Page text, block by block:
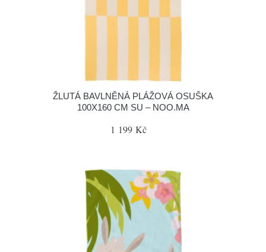
ŽLUTÁ BAVLNĚNÁ PLÁŽOVÁ OSUŠKA
100X160 CM SU – NOO.MA
1 199 Kč